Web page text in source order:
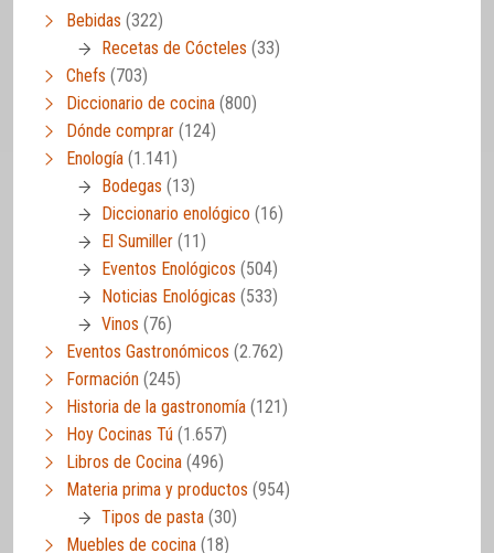
Bebidas (322)
Recetas de Cócteles (33)
Chefs (703)
Diccionario de cocina (800)
Dónde comprar (124)
Enología (1.141)
Bodegas (13)
Diccionario enológico (16)
El Sumiller (11)
Eventos Enológicos (504)
Noticias Enológicas (533)
Vinos (76)
Eventos Gastronómicos (2.762)
Formación (245)
Historia de la gastronomía (121)
Hoy Cocinas Tú (1.657)
Libros de Cocina (496)
Materia prima y productos (954)
Tipos de pasta (30)
Muebles de cocina (18)